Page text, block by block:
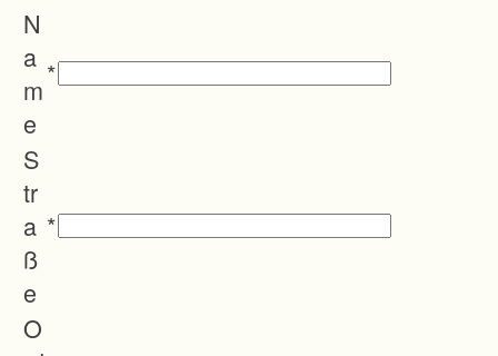
N
a
m
e
*
S
tr
a
ß
e
*
O